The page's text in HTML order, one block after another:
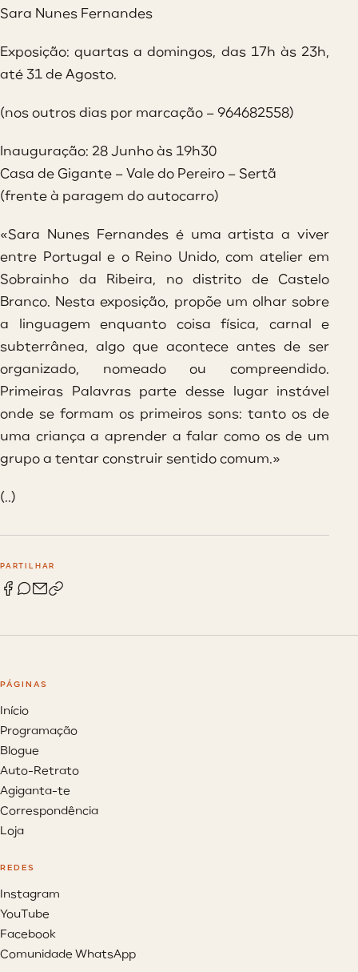
Sara Nunes Fernandes
Exposição: quartas a domingos, das 17h às 23h,
até 31 de Agosto.
(nos outros dias por marcação – 964682558)
Inauguração: 28 Junho às 19h30
Casa de Gigante – Vale do Pereiro – Sertã
(frente à paragem do autocarro)
«Sara Nunes Fernandes é uma artista a viver
entre Portugal e o Reino Unido, com atelier em
Sobrainho da Ribeira, no distrito de Castelo
Branco. Nesta exposição, propõe um olhar sobre
a linguagem enquanto coisa física, carnal e
subterrânea, algo que acontece antes de ser
organizado, nomeado ou compreendido.
Primeiras Palavras parte desse lugar instável
onde se formam os primeiros sons: tanto os de
uma criança a aprender a falar como os de um
grupo a tentar construir sentido comum.»
(..)
PARTILHAR
PÁGINAS
Início
Programação
Blogue
Auto-Retrato
Agiganta-te
Correspondência
Loja
REDES
Instagram
YouTube
Facebook
Comunidade WhatsApp